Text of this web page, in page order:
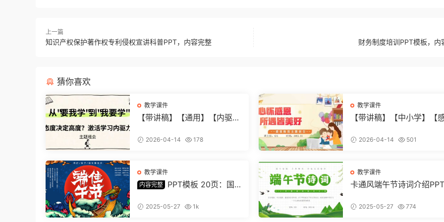
上一篇
知识产权保护著作权专利侵权宣讲科普PPT，内容完整 财务制度培训PPT模板，内
猜你喜欢
教学课件
【带讲稿】【通用】【内驱
会：从要我学到我要学 (2)
2026-04-14 178
教学课件
【带讲稿】【中小学】【
所遇皆美好》 (2)
2026-04-14 501
教学课件
内容完整
PPT模板 20页：国
美，助您讲解中华传统文化
2025-05-27 1k
教学课件
卡通风端午节诗词介绍
2025-05-27 774